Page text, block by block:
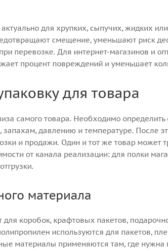
для хрупких, сыпучих, жидких
смещение, уменьшают риск
перевозке. Для интернет-магазинов и
процент повреждений и уменьшает
для товара
самого товара. Необходимо определить
запахам, давлению и температуре. После
и продажи. Один и тот же товар может
от канала реализации: для полки
материала
для коробок, крафтовых пакетов,
используются для пакетов,
материалы применяются там, где нужна